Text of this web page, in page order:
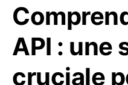
API : une
cruciale